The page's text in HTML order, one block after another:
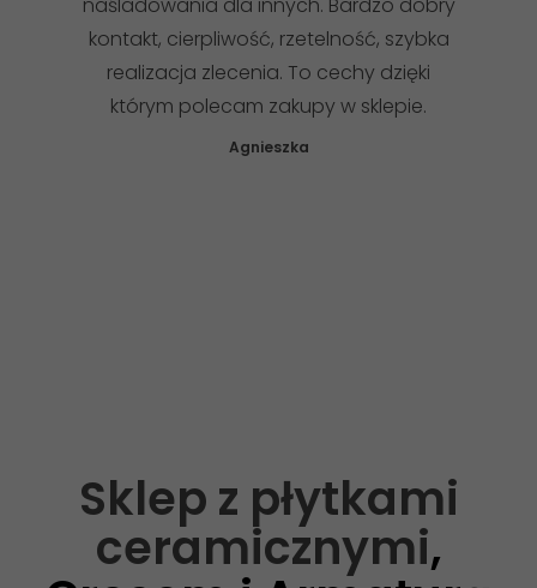
Agnieszka
naśladowania dla innych. Bardzo dobry
kontakt, cierpliwość, rzetelność, szybka
realizacja zlecenia. To cechy dzięki
którym polecam zakupy w sklepie.
Sklep z płytkami
ceramicznymi,